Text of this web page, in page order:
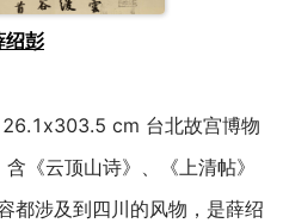
绍彭
26.1x303.5 cm 台北故宫博物
云顶山诗》、《上清帖》
都涉及到四川的风物，是薛绍